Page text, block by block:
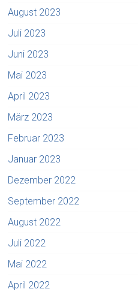
August 2023
Juli 2023
Juni 2023
Mai 2023
April 2023
März 2023
Februar 2023
Januar 2023
Dezember 2022
September 2022
August 2022
Juli 2022
Mai 2022
April 2022